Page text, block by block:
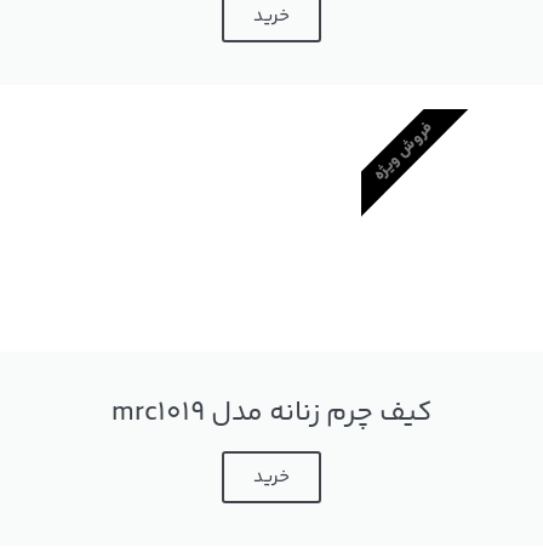
خرید
کیف چرم زنانه مدل mrc1019
خرید
فروش ویژه